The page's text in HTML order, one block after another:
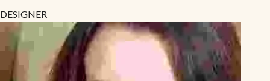
DESIGNER